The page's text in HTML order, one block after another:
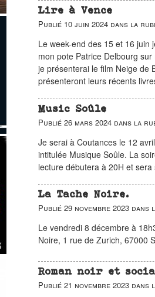
Lire à Vence
Publié 10 juin 2024 dans la
Le week-end des 15 et 16 juin
mon pote Patrice Delbourg
je présenterai le film Neige de
présenteront leurs récents
Music Soûle
Publié26 mars 2024 dans la
Je serai à Coutances le 12
intitulée Musique Soûle. La
lecture débutera à 20H et sera
La Tache Noire.
Publié29 novembre 2023 dans
Le vendredi 8 décembre à
Noire, 1 rue de Zurich, 67000
Roman noir et
Publié21 novembre 2023 dans